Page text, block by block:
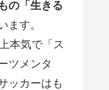
の「生きる
ます。
本気で「ス
ツメンタ
ッカーはも